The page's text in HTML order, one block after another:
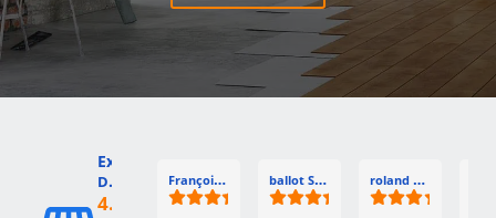
Excellent
DLH Groupe Habitat
4.9
François Martin ballot Sylcan roland galtier